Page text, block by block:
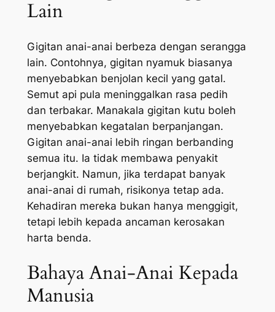
Lain
Gigitan anai-anai berbeza dengan serangga
lain. Contohnya, gigitan nyamuk biasanya
menyebabkan benjolan kecil yang gatal.
Semut api pula meninggalkan rasa pedih
dan terbakar. Manakala gigitan kutu boleh
menyebabkan kegatalan berpanjangan.
Gigitan anai-anai lebih ringan berbanding
semua itu. Ia tidak membawa penyakit
berjangkit. Namun, jika terdapat banyak
anai-anai di rumah, risikonya tetap ada.
Kehadiran mereka bukan hanya menggigit,
tetapi lebih kepada ancaman kerosakan
harta benda.
Bahaya Anai-Anai Kepada
Manusia